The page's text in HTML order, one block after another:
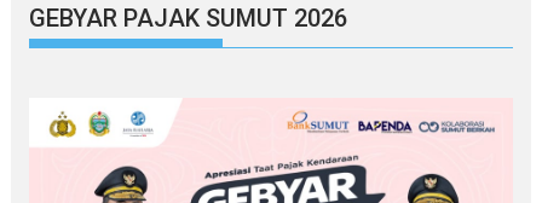
GEBYAR PAJAK SUMUT 2026